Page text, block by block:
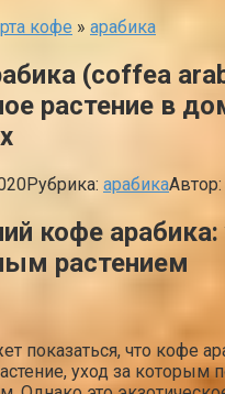
кофе » арабика
(coffea
растение в
Рубрика: арабикаАвтор:
кофе арабика:
растением
показаться, что кофе
уход за которым